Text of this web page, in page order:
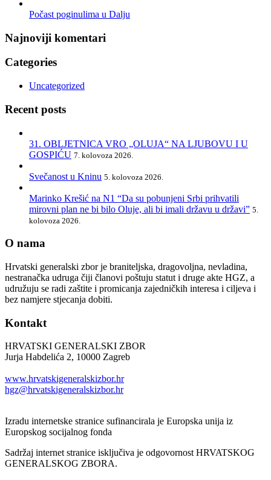
Počast poginulima u Dalju
Najnoviji komentari
Categories
Uncategorized
Recent posts
31. OBLJETNICA VRO „OLUJA“ NA LJUBOVU I U
GOSPIĆU 7. kolovoza 2026.
Svečanost u Kninu 5. kolovoza 2026.
Marinko Krešić na N1 “Da su pobunjeni Srbi prihvatili
mirovni plan ne bi bilo Oluje, ali bi imali državu u državi” 5.
kolovoza 2026.
O nama
Hrvatski generalski zbor je braniteljska, dragovoljna, nevladina,
nestranačka udruga čiji članovi poštuju statut i druge akte HGZ, a
udružuju se radi zaštite i promicanja zajedničkih interesa i ciljeva i
bez namjere stjecanja dobiti.
Kontakt
HRVATSKI GENERALSKI ZBOR
Jurja Habdelića 2, 10000 Zagreb
www.hrvatskigeneralskizbor.hr
hgz@hrvatskigeneralskizbor.hr
Izradu internetske stranice sufinancirala je Europska unija iz
Europskog socijalnog fonda
Sadržaj internet stranice isključiva je odgovornost HRVATSKOG
GENERALSKOG ZBORA.